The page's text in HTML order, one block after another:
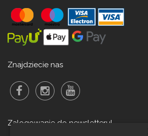
Znajdziecie nas
Zalogowanie do newsletteru!